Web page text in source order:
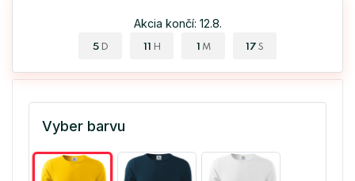
Akcia končí: 12.8.
5 D 11 H 1 M 17 S
Vyber barvu